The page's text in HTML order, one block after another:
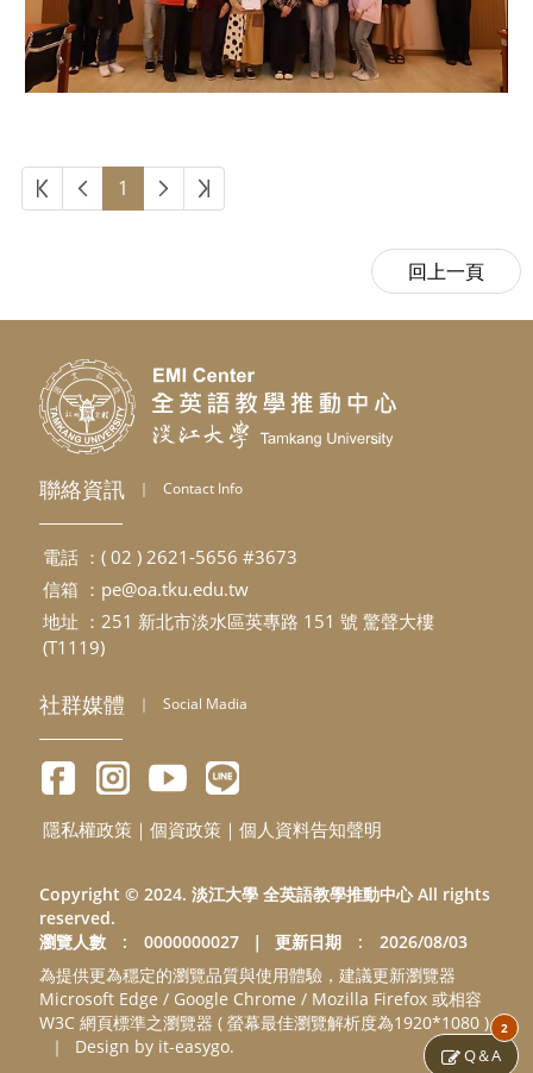
第一頁上一頁
1 下一頁最後頁
聯絡資訊 ｜ Contact Info
電話 ：( 02 ) 2621-5656 #3673
信箱 ： pe@oa.tku.edu.tw
地址 ：251 新北市淡水區英專路 151 號 驚聲大樓
(T1119)
社群媒體 ｜ Social Madia
隱私權政策｜ 個資政策｜ 個人資料告知聲明
Copyright © 2024. 淡江大學 全英語教學推動中心 All rights
reserved.
瀏覽人數 : 0000000027
｜
更新日期 : 2026/08/03
為提供更為穩定的瀏覽品質與使用體驗，建議更新瀏覽器
Microsoft Edge / Google Chrome / Mozilla Firefox 或相容
W3C 網頁標準之瀏覽器 ( 螢幕最佳瀏覽解析度為1920*1080 )
｜
Design by it-easygo.
2
Q＆A